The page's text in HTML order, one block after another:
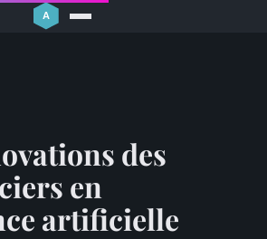
des
en
artificielle